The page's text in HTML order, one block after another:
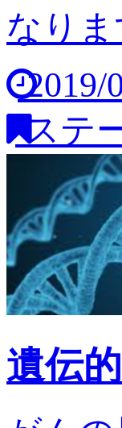
なり
2019/
ステ
遺伝